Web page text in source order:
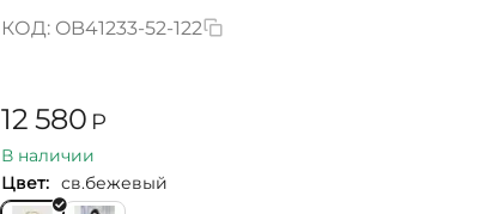
КОД: OB41233-52-122
12 580 Р
В наличии
Цвет: св.бежевый